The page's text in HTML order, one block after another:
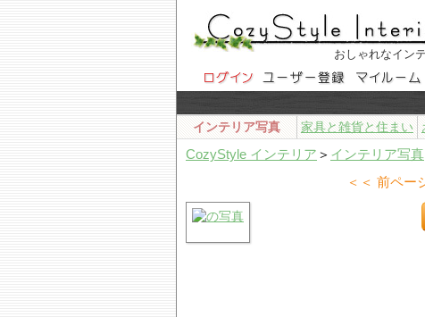
おしゃれなイン
インテリア写真 家具と雑貨と住まい
CozyStyle インテリア ＞ インテリア写真
＜＜ 前ペー